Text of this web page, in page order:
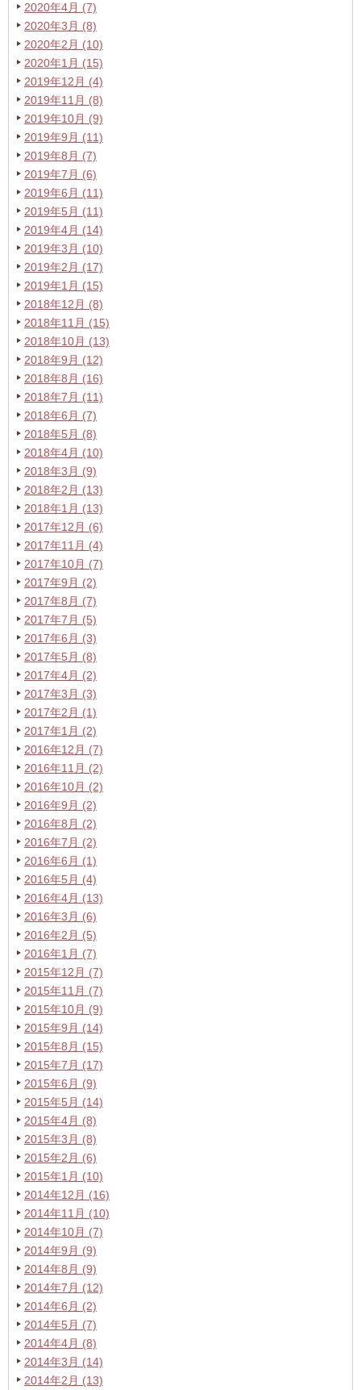
2020年4月 (7)
2020年3月 (8)
2020年2月 (10)
2020年1月 (15)
2019年12月 (4)
2019年11月 (8)
2019年10月 (9)
2019年9月 (11)
2019年8月 (7)
2019年7月 (6)
2019年6月 (11)
2019年5月 (11)
2019年4月 (14)
2019年3月 (10)
2019年2月 (17)
2019年1月 (15)
2018年12月 (8)
2018年11月 (15)
2018年10月 (13)
2018年9月 (12)
2018年8月 (16)
2018年7月 (11)
2018年6月 (7)
2018年5月 (8)
2018年4月 (10)
2018年3月 (9)
2018年2月 (13)
2018年1月 (13)
2017年12月 (6)
2017年11月 (4)
2017年10月 (7)
2017年9月 (2)
2017年8月 (7)
2017年7月 (5)
2017年6月 (3)
2017年5月 (8)
2017年4月 (2)
2017年3月 (3)
2017年2月 (1)
2017年1月 (2)
2016年12月 (7)
2016年11月 (2)
2016年10月 (2)
2016年9月 (2)
2016年8月 (2)
2016年7月 (2)
2016年6月 (1)
2016年5月 (4)
2016年4月 (13)
2016年3月 (6)
2016年2月 (5)
2016年1月 (7)
2015年12月 (7)
2015年11月 (7)
2015年10月 (9)
2015年9月 (14)
2015年8月 (15)
2015年7月 (17)
2015年6月 (9)
2015年5月 (14)
2015年4月 (8)
2015年3月 (8)
2015年2月 (6)
2015年1月 (10)
2014年12月 (16)
2014年11月 (10)
2014年10月 (7)
2014年9月 (9)
2014年8月 (9)
2014年7月 (12)
2014年6月 (2)
2014年5月 (7)
2014年4月 (8)
2014年3月 (14)
2014年2月 (13)